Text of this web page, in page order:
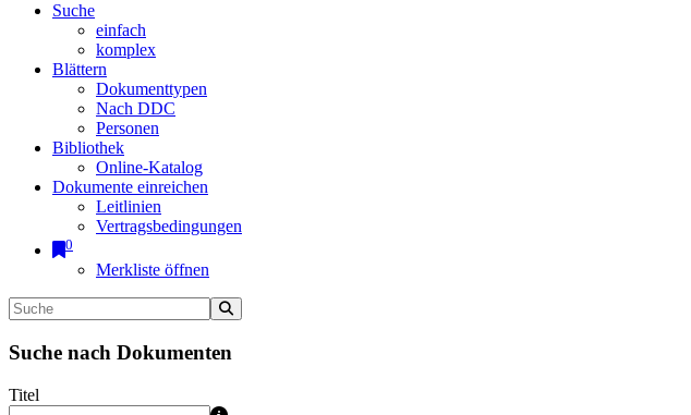
Suche
einfach
komplex
Blättern
Dokumenttypen
Nach DDC
Personen
Bibliothek
Online-Katalog
Dokumente einreichen
Leitlinien
Vertragsbedingungen
0
Merkliste öffnen
Suche nach Dokumenten
Titel